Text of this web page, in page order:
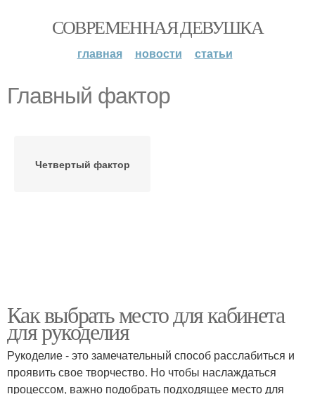
СОВРЕМЕННАЯ ДЕВУШКА
главная новости статьи
Главный фактор
Четвертый фактор
Как выбрать место для кабинета
для рукоделия
Рукоделие - это замечательный способ расслабиться и
проявить свое творчество. Но чтобы наслаждаться
процессом, важно подобрать подходящее место для